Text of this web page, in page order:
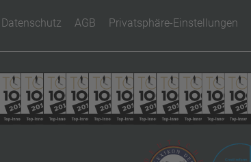
Datenschutz AGB Privatsphäre-Einstellungen